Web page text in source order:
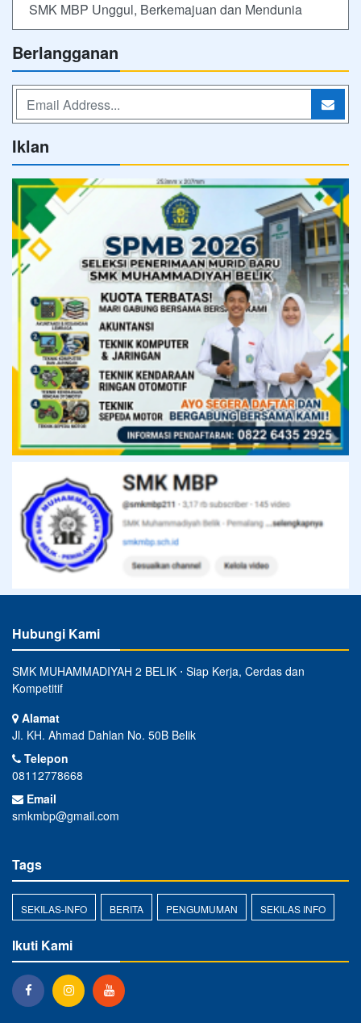
SMK MBP Unggul, Berkemajuan dan Mendunia
Berlangganan
Iklan
Hubungi Kami
SMK MUHAMMADIYAH 2 BELIK ⋅ Siap Kerja, Cerdas dan
Kompetitif
Alamat
Jl. KH. Ahmad Dahlan No. 50B Belik
Telepon
08112778668
Email
smkmbp@gmail.com
Tags
SEKILAS-INFO BERITA PENGUMUMAN SEKILAS INFO
Ikuti Kami